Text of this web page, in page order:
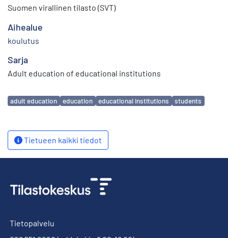
Suomen virallinen tilasto (SVT)
Aihealue
koulutus
Sarja
Adult education of educational institutions
Avainsanat
adult education education educational institutions students
Tietueen kaikki tiedot
Tietopalvelu